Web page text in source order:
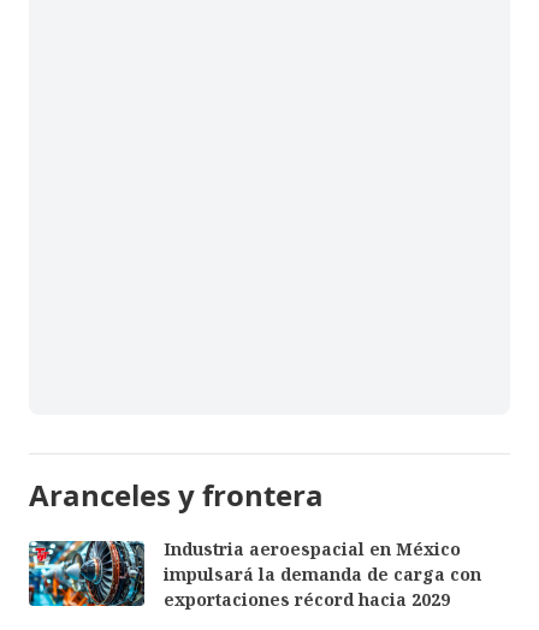
Aranceles y frontera
Industria aeroespacial en México
impulsará la demanda de carga con
exportaciones récord hacia 2029